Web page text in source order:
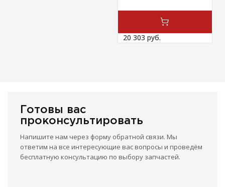
20 303 руб.
Готовы вас
проконсультировать
Напишите нам через форму обратной связи. Мы
ответим на все интересующие вас вопросы и проведём
бесплатную консультацию по выбору запчастей.